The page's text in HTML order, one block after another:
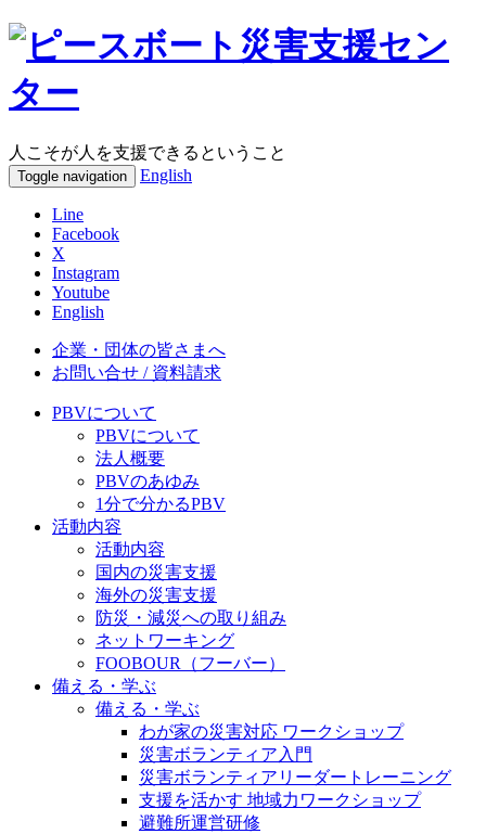
人こそが人を支援できるということ
Toggle navigation English
Line
Facebook
X
Instagram
Youtube
English
企業・団体の皆さまへ
お問い合せ / 資料請求
PBVについて
PBVについて
法人概要
PBVのあゆみ
1分で分かるPBV
活動内容
活動内容
国内の災害支援
海外の災害支援
防災・減災への取り組み
ネットワーキング
FOOBOUR（フーバー）
備える・学ぶ
備える・学ぶ
わが家の災害対応 ワークショップ
災害ボランティア入門
災害ボランティアリーダートレーニング
支援を活かす 地域力ワークショップ
避難所運営研修